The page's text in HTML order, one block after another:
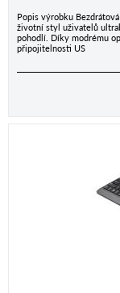
Popis výrobku
životní styl uživatelů
pohodlí. Díky modrému
připojitelnosti US